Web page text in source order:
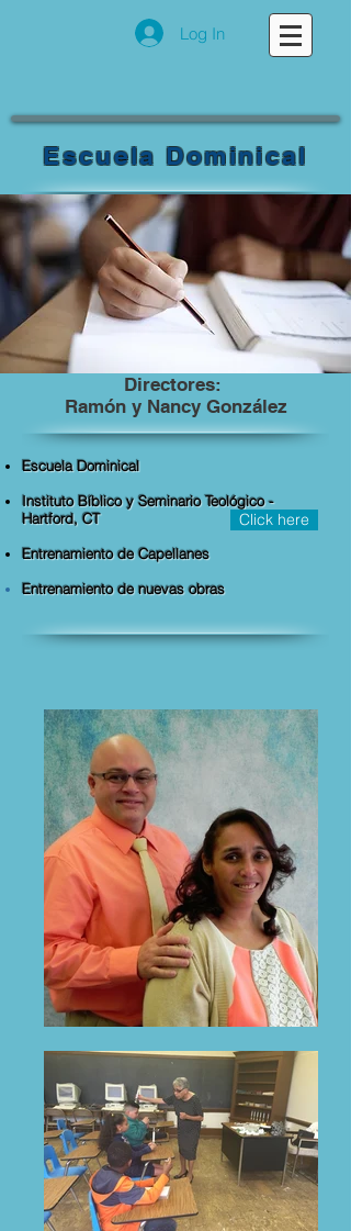
Log In
Escuela Dominical
Directores:
Ramón y Nancy González
Escuela Dominical
Instituto Bíblico y Seminario Teológico -
Hartford, CT
Entrenamiento de Capellanes
Entrenamiento de nuevas obras
Click here